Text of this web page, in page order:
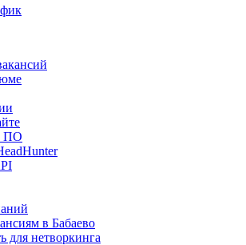
ПО
в Бабаево
для нетворкинга